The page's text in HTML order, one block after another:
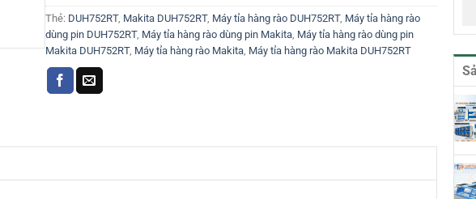
Thẻ: DUH752RT, Makita DUH752RT, Máy tỉa hàng rào DUH752RT, Máy tỉa hàng rào
dùng pin DUH752RT, Máy tỉa hàng rào dùng pin Makita Máy tỉa hàng rào dùng pin
Makita DUH752RT, Máy tỉa hàng rào Makita Máy tỉa hàng rào Makita DUH752RT